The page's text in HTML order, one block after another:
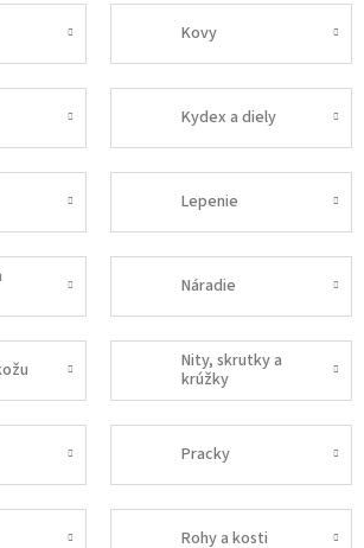
Kovy
Kydex a diely
Lepenie
Náradie
Nity, skrutky a
krúžky
Pracky
Rohy a kosti